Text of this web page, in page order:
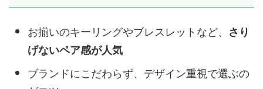
お揃いのキーリングやブレスレットなど、 さり
げないペア感が人気
ブランドにこだわらず、デザイン重視で選ぶの